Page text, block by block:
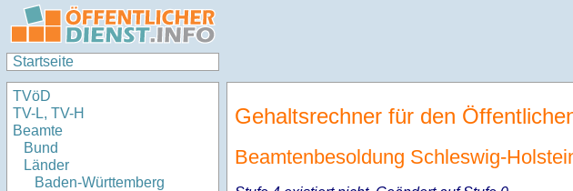
Startseite
TVöD
TV-L, TV-H
Beamte
Bund
Länder
Baden-Württemberg
Gehaltsrechner für den
Beamtenbesoldung Schleswig-